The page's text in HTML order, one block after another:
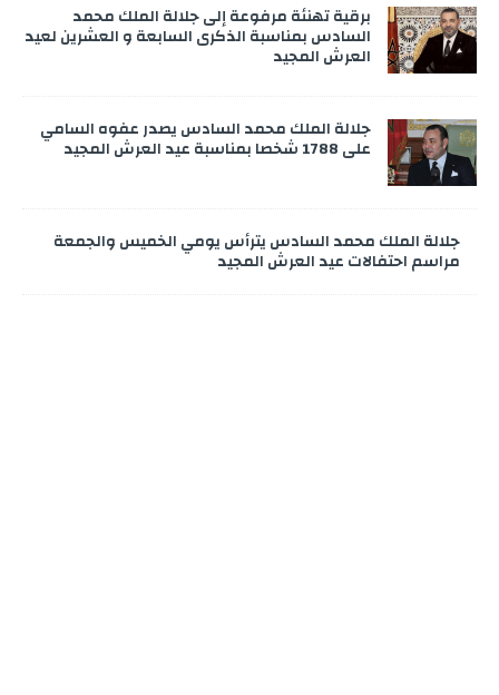
برقية تهنئة مرفوعة إلى جلالة الملك محمد
السادس بمناسبة الذكرى السابعة و العشرين لعيد
العرش المجيد
جلالة الملك محمد السادس يصدر عفوه السامي
على 1788 شخصا بمناسبة عيد العرش المجيد
جلالة الملك محمد السادس يترأس يومي الخميس والجمعة
مراسم احتفالات عيد العرش المجيد